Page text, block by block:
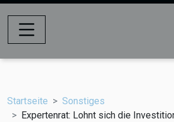
Startseite
Sonstiges
Expertenrat: Lohnt sich die